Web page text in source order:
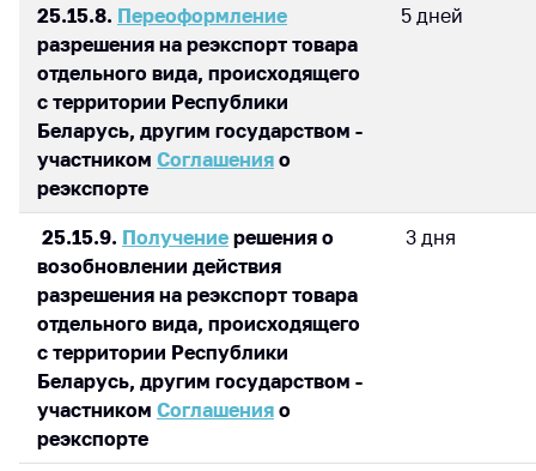
Применение мер
нетарифного
регулирования
Биржевая торговля
Выставочная
деятельность в
Республике
Беларусь
персональных
данных
Новости
Обратиться в МАРТ
25.15.8. Переоформление
разрешения на реэкспорт товара
отдельного вида, происходящего
с территории Республики
Беларусь, другим государством -
участником Соглашения о
реэкспорте
5 дней
25.15.9. Получение решения о
возобновлении действия
разрешения на реэкспорт товара
отдельного вида, происходящего
с территории Республики
Беларусь, другим государством -
участником Соглашения о
реэкспорте
3 дня